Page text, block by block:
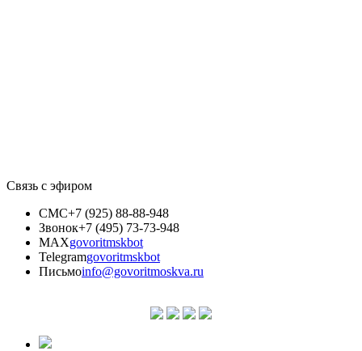
Связь с эфиром
СМС+7 (925) 88-88-948
Звонок+7 (495) 73-73-948
MAXgovoritmskbot
Telegramgovoritmskbot
Письмоinfo@govoritmoskva.ru